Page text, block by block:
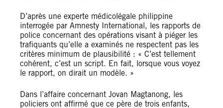
D’après une experte médicolégale philippine
interrogée par Amnesty International, les rapports de
police concernant des opérations visant à piéger les
trafiquants qu’elle a examinés ne respectent pas les
critères minimum de plausibilité : « C’est tellement
cohérent, c’est un script. En fait, lorsque vous voyez
le rapport, on dirait un modèle. »
Dans l’affaire concernant Jovan Magtanong, les
policiers ont affirmé que ce père de trois enfants,